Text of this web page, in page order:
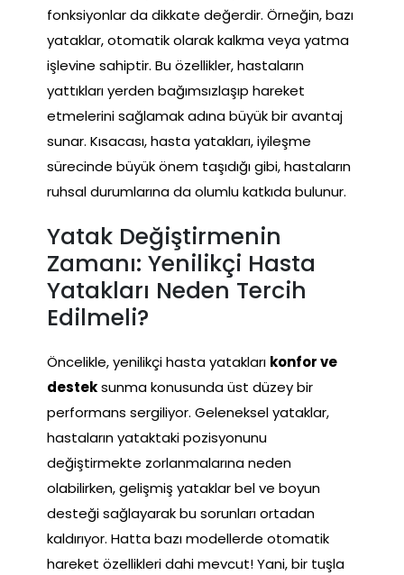
fonksiyonlar da dikkate değerdir. Örneğin, bazı
yataklar, otomatik olarak kalkma veya yatma
işlevine sahiptir. Bu özellikler, hastaların
yattıkları yerden bağımsızlaşıp hareket
etmelerini sağlamak adına büyük bir avantaj
sunar. Kısacası, hasta yatakları, iyileşme
sürecinde büyük önem taşıdığı gibi, hastaların
ruhsal durumlarına da olumlu katkıda bulunur.
Yatak Değiştirmenin
Zamanı: Yenilikçi Hasta
Yatakları Neden Tercih
Edilmeli?
Öncelikle, yenilikçi hasta yatakları konfor ve
desteksunma konusunda üst düzey bir
performans sergiliyor. Geleneksel yataklar,
hastaların yataktaki pozisyonunu
değiştirmekte zorlanmalarına neden
olabilirken, gelişmiş yataklar bel ve boyun
desteği sağlayarak bu sorunları ortadan
kaldırıyor. Hatta bazı modellerde otomatik
hareket özellikleri dahi mevcut! Yani, bir tuşla